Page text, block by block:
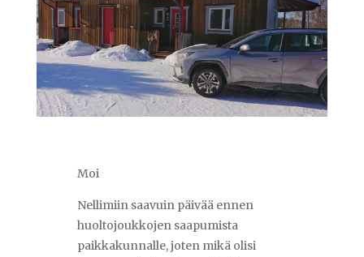
Moi
Nellimiin saavuin päivää ennen
huoltojoukkojen saapumista
paikkakunnalle, joten mikä olisi